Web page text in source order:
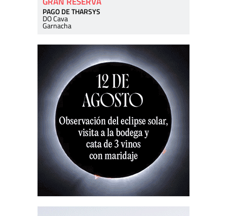
PAGO DE THARSYS
DO Cava
Garnacha